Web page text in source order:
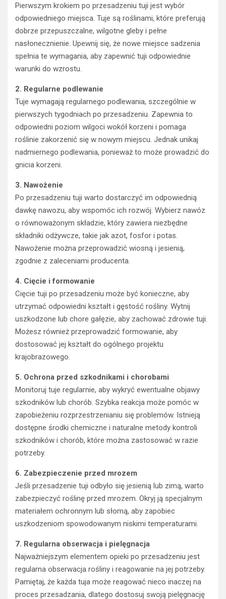
Pierwszym krokiem po przesadzeniu tuji jest wybór
odpowiedniego miejsca. Tuje są roślinami, które preferują
dobrze przepuszczalne, wilgotne gleby i pełne
nasłonecznienie. Upewnij się, że nowe miejsce sadzenia
spełnia te wymagania, aby zapewnić tuji odpowiednie
warunki do wzrostu.
2. Regularne podlewanie
Tuje wymagają regularnego podlewania, szczególnie w
pierwszych tygodniach po przesadzeniu. Zapewnia to
odpowiedni poziom wilgoci wokół korzeni i pomaga
roślinie zakorzenić się w nowym miejscu. Jednak unikaj
nadmiernego podlewania, ponieważ to może prowadzić do
gnicia korzeni.
3. Nawożenie
Po przesadzeniu tuji warto dostarczyć im odpowiednią
dawkę nawozu, aby wspomóc ich rozwój. Wybierz nawóz
o równoważonym składzie, który zawiera niezbędne
składniki odżywcze, takie jak azot, fosfor i potas.
Nawożenie można przeprowadzić wiosną i jesienią,
zgodnie z zaleceniami producenta.
4. Cięcie i formowanie
Cięcie tuji po przesadzeniu może być konieczne, aby
utrzymać odpowiedni kształt i gęstość rośliny. Wytnij
uszkodzone lub chore gałęzie, aby zachować zdrowie tuji.
Możesz również przeprowadzić formowanie, aby
dostosować jej kształt do ogólnego projektu
krajobrazowego.
5. Ochrona przed szkodnikami i chorobami
Monitoruj tuje regularnie, aby wykryć ewentualne objawy
szkodników lub chorób. Szybka reakcja może pomóc w
zapobieżeniu rozprzestrzenianiu się problemów. Istnieją
dostępne środki chemiczne i naturalne metody kontroli
szkodników i chorób, które można zastosować w razie
potrzeby.
6. Zabezpieczenie przed mrozem
Jeśli przesadzenie tuji odbyło się jesienią lub zimą, warto
zabezpieczyć roślinę przed mrozem. Okryj ją specjalnym
materiałem ochronnym lub słomą, aby zapobiec
uszkodzeniom spowodowanym niskimi temperaturami.
7. Regularna obserwacja i pielęgnacja
Najważniejszym elementem opieki po przesadzeniu jest
regularna obserwacja rośliny i reagowanie na jej potrzeby.
Pamiętaj, że każda tuja może reagować nieco inaczej na
proces przesadzania, dlatego dostosuj swoją pielęgnację